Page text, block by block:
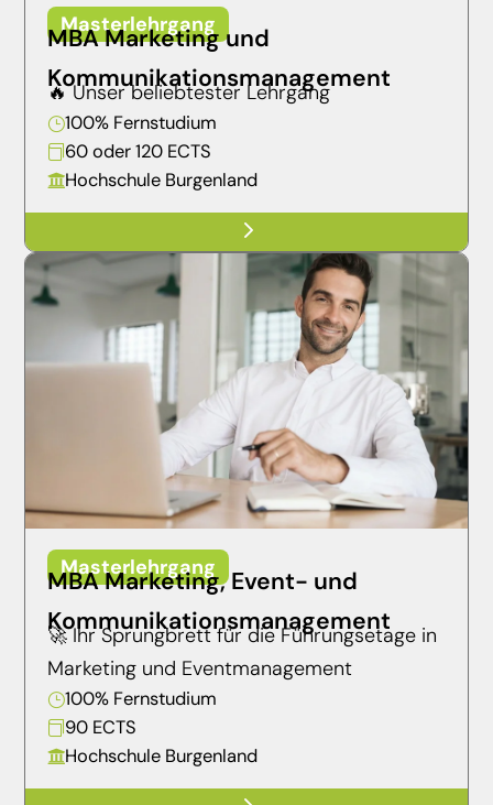
Masterlehrgang
MBA Marketing und
Kommunikationsmanagement
🔥 Unser beliebtester Lehrgang
}100% Fernstudium
 60 oder 120 ECTS
Hochschule Burgenland
5
Masterlehrgang
MBA Marketing, Event- und
Kommunikationsmanagement
🚀 Ihr Sprungbrett für die Führungsetage in
Marketing und Eventmanagement
}100% Fernstudium
 90 ECTS
Hochschule Burgenland